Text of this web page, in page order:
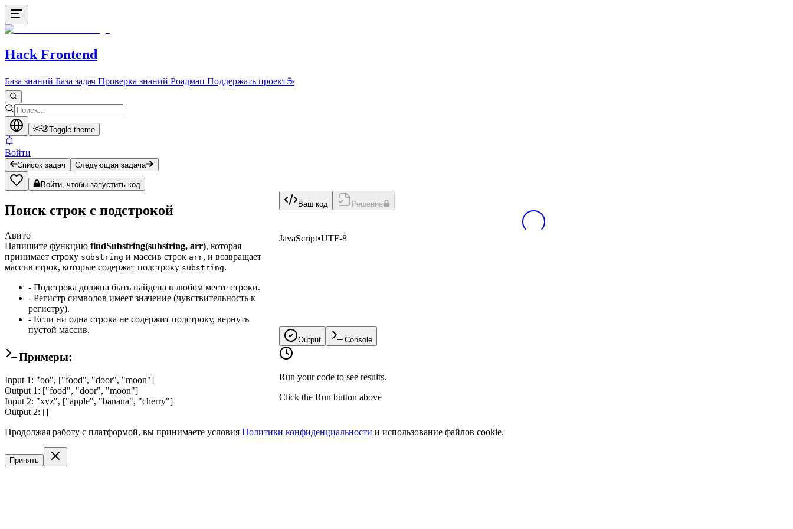
Hack Frontend
База знаний База задач Проверка знаний Роадмап Поддержать проект☕
Toggle theme
Войти
Список задач Следующая задача
Войти, чтобы запустить код
Поиск строк с подстрокой
Авито
Напишите функцию findSubstring(substring, arr), которая
принимает строку substring и массив строк arr, и возвращает
массив строк, которые содержат подстроку substring.
- Подстрока должна быть найдена в любом месте строки.
- Регистр символов имеет значение (чувствительность к
регистру).
- Если ни одна строка не содержит подстроку, вернуть
пустой массив.
Примеры:
Input 1 : "oo", ["food", "door", "moon"]
Output 1 : ["food", "door", "moon"]
Input 2: "xyz", ["apple", "banana", "cherry"]
Output 2: []
Ваш код Решение
JavaScript•UTF-8
Output Console
Run your code to see results.
Click the Run button above
Поиск строк с подстрокой
Авито
Run your code to see results.
Продолжая работу с платформой, вы принимаете условия Политики конфиденциальности и использование файлов cookie.
Принять